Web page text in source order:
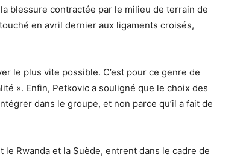
blessure contractée par le milieu de terrain de
en avril dernier aux ligaments croisés,
le plus vite possible. C’est pour ce genre de
». Enfin, Petkovic a souligné que le choix des
dans le groupe, et non parce qu’il a fait de
Rwanda et la Suède, entrent dans le cadre de